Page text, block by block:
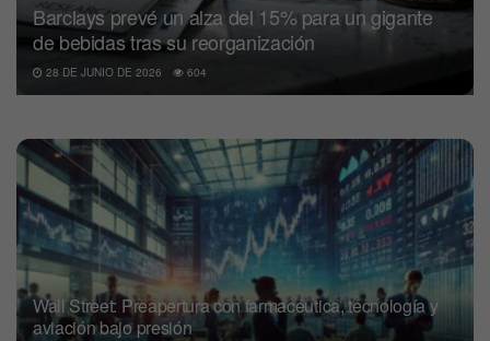
Barclays prevé un alza del 15% para un gigante
de bebidas tras su reorganización
28 DE JUNIO DE 2026 604
Wall Street: Preapertura con farmacéutica, tecnología y
aviación bajo presión